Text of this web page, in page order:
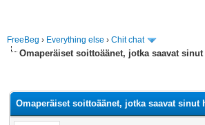
FreeBeg › Everything else › Chit chat
Omaperäiset soittoäänet, jotka saavat
Omaperäiset soittoäänet, jotka saavat sinut